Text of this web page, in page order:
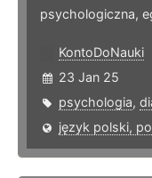
psychologiczna,
KontoDoNauki
23 Jan 25
psychologia,
język polski,